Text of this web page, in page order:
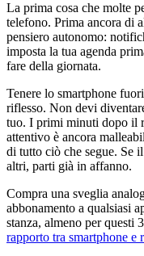
La prima cosa che molte
telefono. Prima ancora di
pensiero autonomo:
imposta la tua agenda
fare della giornata.
Tenere lo smartphone
riflesso. Non devi
tuo. I primi minuti dopo il
attentivo è ancora
di tutto ciò che segue. Se
altri, parti già in affanno.
Compra una sveglia
abbonamento a qualsiasi
stanza, almeno per questi
rapporto tra smartphone e